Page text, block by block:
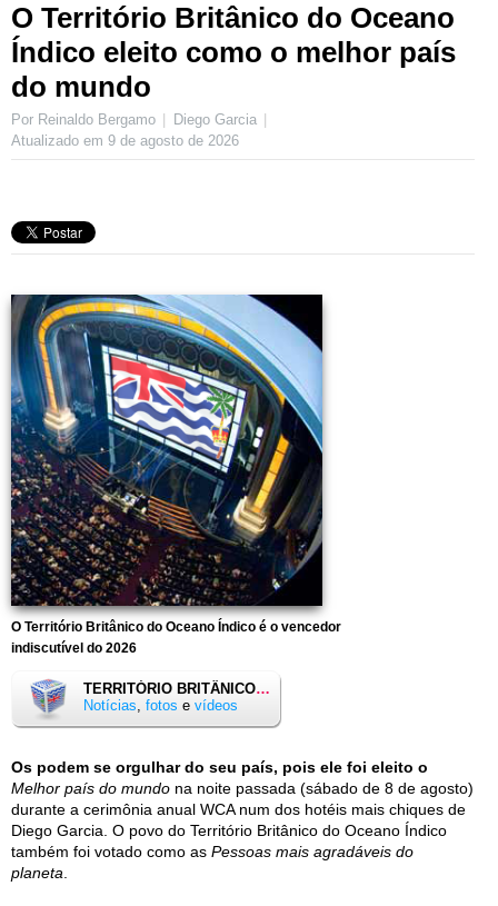
O Território Britânico do Oceano
Índico eleito como o melhor país
do mundo
Por Reinaldo Bergamo
Diego Garcia
Atualizado em 9 de agosto de 2026
O Território Britânico do Oceano Índico é o vencedor
indiscutível do 2026
TERRITÓRIO BRITÂNICO DO OCEANO ÍNDICO
Notícias, fotos e vídeos
Os podem se orgulhar do seu país, pois ele foi eleito o
Melhor país do mundo na noite passada (sábado de 8 de agosto)
durante a cerimônia anual WCA num dos hotéis mais chiques de
Diego Garcia. O povo do Território Britânico do Oceano Índico
também foi votado como as Pessoas mais agradáveis do
planeta